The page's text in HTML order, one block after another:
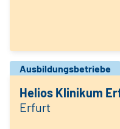
Ausbildungsbetriebe
Helios Klinikum
Erfurt